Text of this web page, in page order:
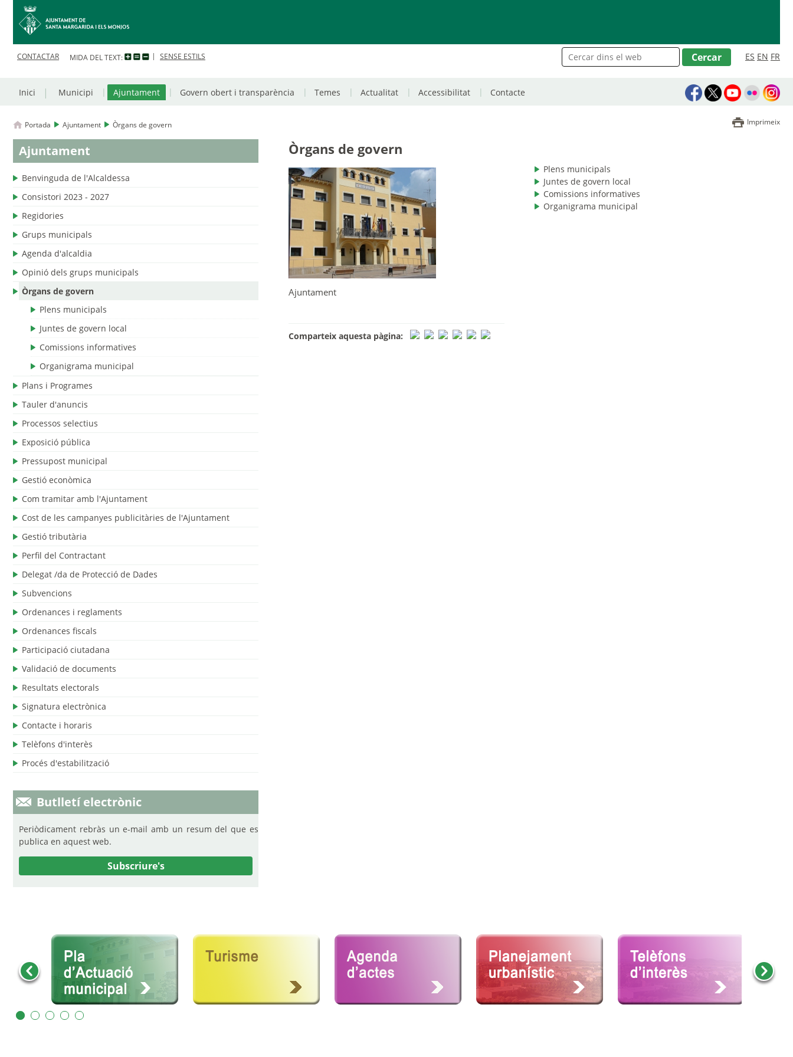
ES EN FR
CONTACTAR MIDA DEL TEXT: SENSE ESTILS
Inici Municipi Ajuntament Govern obert i transparència Temes Actualitat Accessibilitat Contacte
Portada Ajuntament Òrgans de govern Imprimeix
Ajuntament
Benvinguda de l'Alcaldessa
Consistori 2023 - 2027
Regidories
Grups municipals
Agenda d'alcaldia
Opinió dels grups municipals
Òrgans de govern
Plens municipals
Juntes de govern local
Comissions informatives
Organigrama municipal
Plans i Programes
Tauler d'anuncis
Processos selectius
Exposició pública
Pressupost municipal
Gestió econòmica
Com tramitar amb l'Ajuntament
Cost de les campanyes publicitàries de l'Ajuntament
Gestió tributària
Perfil del Contractant
Delegat /da de Protecció de Dades
Subvencions
Ordenances i reglaments
Ordenances fiscals
Participació ciutadana
Validació de documents
Resultats electorals
Signatura electrònica
Contacte i horaris
Telèfons d'interès
Procés d'estabilització
Butlletí electrònic
Periòdicament rebràs un e-mail amb un resum del que es
publica en aquest web.
Subscriure's
Òrgans de govern
Ajuntament
Comparteix aquesta pàgina:
Plens municipals
Juntes de govern local
Comissions informatives
Organigrama municipal